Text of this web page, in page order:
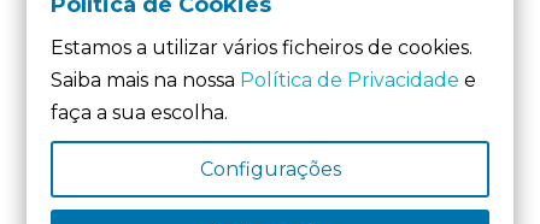
Homenagens aos Revisores com 25
2 de Junho, 2026
Ordem dos Revisores Oficiais de
Contas apresenta contributos
Estado e Poder Local
Estamos a utilizar vários ficheiros de cookies.
Saiba mais na nossa Política de Privacidade e
faça a sua escolha.
Configurações